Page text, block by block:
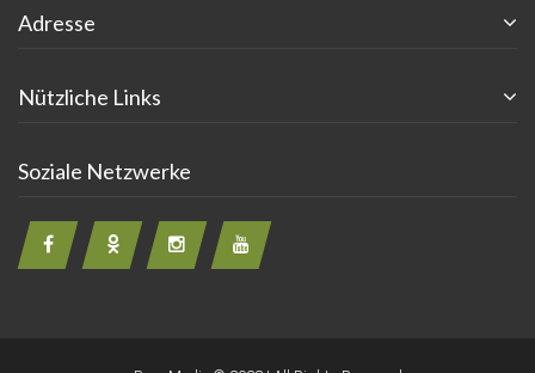
Adresse
Nützliche Links
Soziale Netzwerke